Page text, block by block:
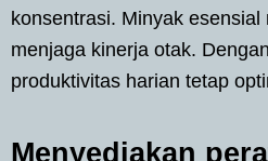
konsentrasi. Minyak
menjaga kinerja otak.
produktivitas harian tetap
Menyediakan